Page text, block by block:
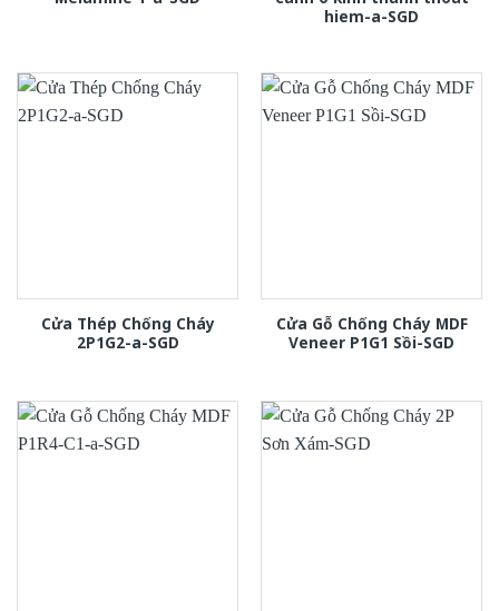
hiem-a-SGD
Cửa Thép Chống Cháy
2P1G2-a-SGD
Cửa Gỗ Chống Cháy MDF
Veneer P1G1 Sồi-SGD